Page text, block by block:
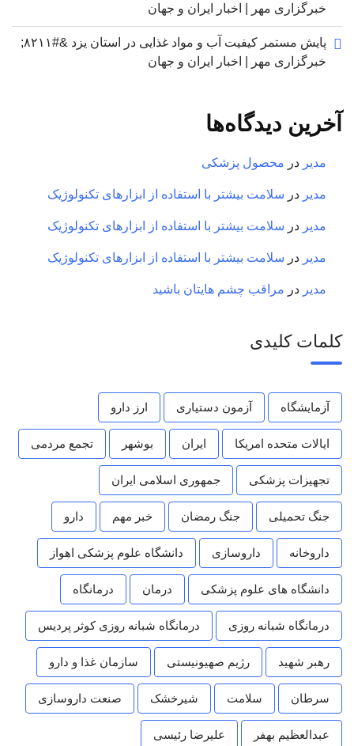
خبرگزاری مهر | اخبار ایران و جهان
پایش مستمر کیفیت آب و مواد غذایی در استان یزد &#۸۲۱۱;
خبرگزاری مهر | اخبار ایران و جهان
آخرین دیدگاه‌ها
مدیر در محصول پزشکی
مدیر در سلامت بیشتر با استفاده از ابزارهای تکنولوژیک
مدیر در سلامت بیشتر با استفاده از ابزارهای تکنولوژیک
مدیر در سلامت بیشتر با استفاده از ابزارهای تکنولوژیک
مدیر در مراقب چشم هایتان باشید
کلمات کلیدی
آزمایشگاه آزمون دستیاری ارز دارو
ایالات متحده امریکا ایران بوشهر تجمع مردمی
تجهیزات پزشکی جمهوری اسلامی ایران
جنگ تحمیلی جنگ رمضان خبر مهم دارو
داروخانه داروسازی دانشگاه علوم پزشکی اهواز
دانشگاه های علوم پزشکی درمان درمانگاه
درمانگاه شبانه روزی درمانگاه شبانه روزی کوثر پردیس
رهبر شهید رژیم صهیونیستی سازمان غذا و دارو
سرطان سلامت شیرخشک صنعت داروسازی
عبدالعظیم بهفر علیرضا رئیسی